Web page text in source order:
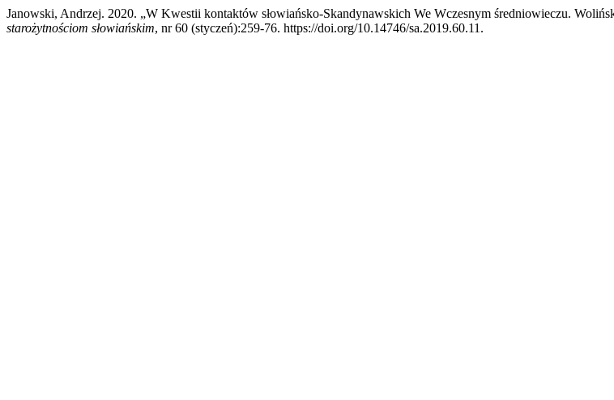
Janowski, Andrzej. 2020. „W Kwestii kontaktów słowiańsko-Skandynawskich We Wczesnym średniowieczu.
starożytnościom słowiańskim, nr 60 (styczeń):259-76. https://doi.org/10.14746/sa.2019.60.11.